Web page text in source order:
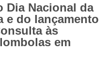
Dia Nacional da
e do lançamento
às
em